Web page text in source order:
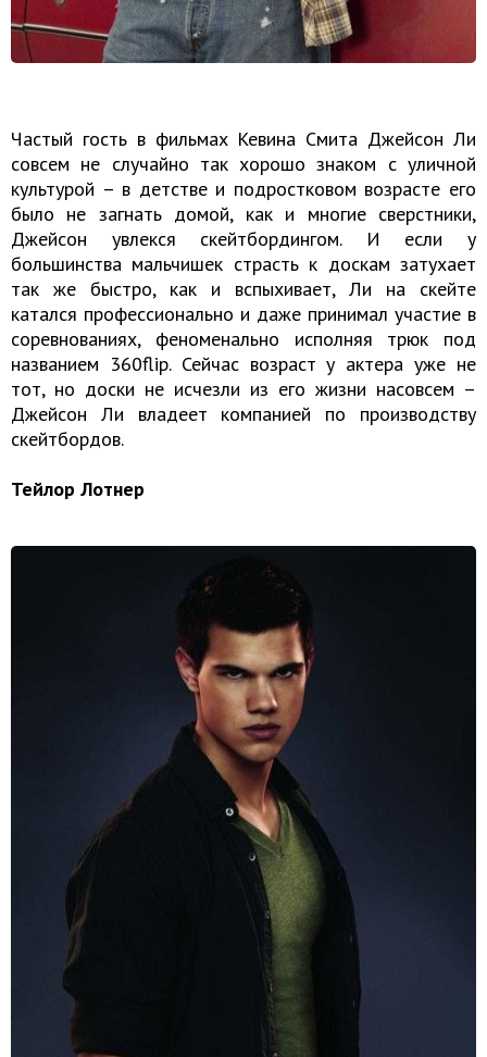
Частый гость в фильмах Кевина Смита Джейсон Ли
совсем не случайно так хорошо знаком с уличной
культурой – в детстве и подростковом возрасте его
было не загнать домой, как и многие сверстники,
Джейсон увлекся скейтбордингом. И если у
большинства мальчишек страсть к доскам затухает
так же быстро, как и вспыхивает, Ли на скейте
катался профессионально и даже принимал участие в
соревнованиях, феноменально исполняя трюк под
названием 360flip. Сейчас возраст у актера уже не
тот, но доски не исчезли из его жизни насовсем –
Джейсон Ли владеет компанией по производству
скейтбордов.
Тейлор Лотнер